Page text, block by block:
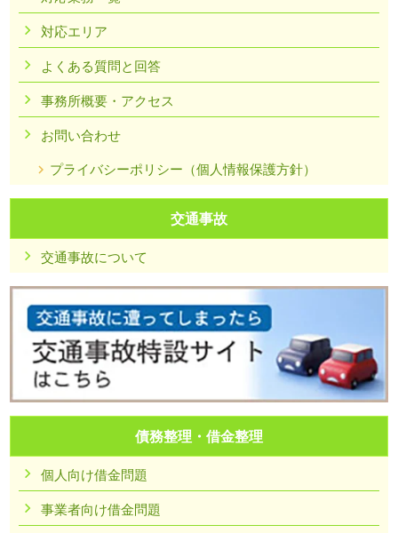
対応エリア
よくある質問と回答
事務所概要・アクセス
お問い合わせ
プライバシーポリシー（個人情報保護方針）
交通事故
交通事故について
債務整理・借金整理
個人向け借金問題
事業者向け借金問題